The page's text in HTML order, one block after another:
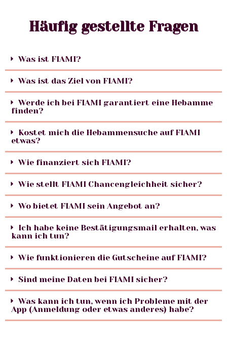
Häufig gestellte Fragen
Was ist FIAMI?
Was ist das Ziel von FIAMI?
Werde ich bei FIAMI garantiert eine Hebamme
finden?
Kostet mich die Hebammensuche auf FIAMI
etwas?
Wie finanziert sich FIAMI?
Wie stellt FIAMI Chancengleichheit sicher?
Wo bietet FIAMI sein Angebot an?
Ich habe keine Bestätigungsmail erhalten, was
kann ich tun?
Wie funktionieren die Gutscheine auf FIAMI?
Sind meine Daten bei FIAMI sicher?
Was kann ich tun, wenn ich Probleme mit der
App (Anmeldung oder etwas anderes) habe?